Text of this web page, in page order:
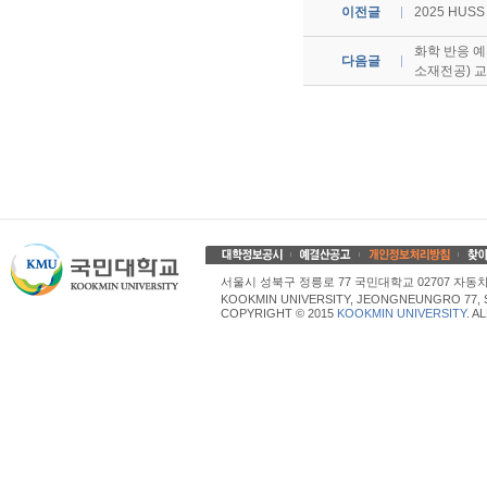
이전글 2025 HUSS
다음글
화학 반응
소재전공)
서울시 성북구 정릉로 77 국민대학교 02707 자동
KOOKMIN UNIVERSITY, JEONGNEUNGRO
COPYRIGHT © 2015 KOOKMIN UNIVERSITY.